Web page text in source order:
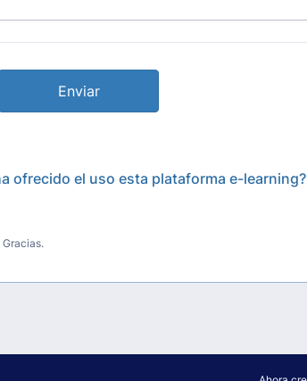
Enviar
ofrecido el uso esta plataforma e-learning?